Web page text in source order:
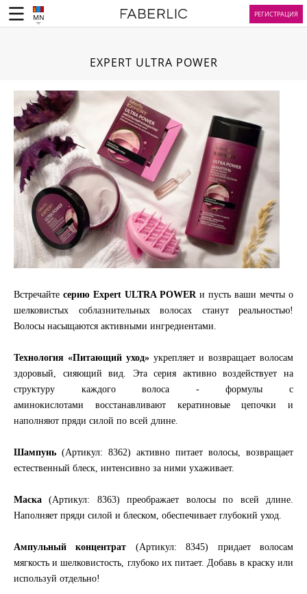
MN РЕГИСТРАЦИЯ
EXPERT ULTRA POWER
Встречайте серию Expert ULTRA POWER и пусть ваши мечты о
шелковистых соблазнительных волосах станут реальностью!
Волосы насыщаются активными ингредиентами.
Технология «Питающий уход» укрепляет и возвращает волосам
здоровый, сияющий вид. Эта серия активно воздействует на
структуру каждого волоса - формулы с
аминокислотами восстанавливают кератиновые цепочки и
наполняют пряди силой по всей длине.
Шампунь (Артикул: 8362) активно питает волосы, возвращает
естественный блеск, интенсивно за ними ухаживает.
Маска (Артикул: 8363) преображает волосы по всей длине.
Наполняет пряди силой и блеском, обеспечивает глубокий уход.
Ампульный концентрат (Артикул: 8345) придает волосам
мягкость и шелковистость, глубоко их питает. Добавь в краску или
используй отдельно!